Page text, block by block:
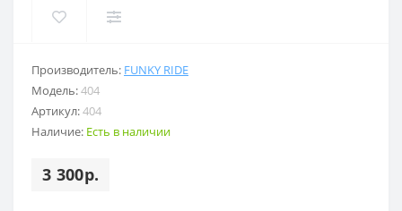
Производитель: FUNKY RIDE
Модель:404
Артикул:404
Наличие: Есть в наличии
3 300р.